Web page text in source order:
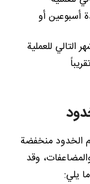
أسبوعين أو
للعملية
الخدود منخفضة
وقد
يلي: